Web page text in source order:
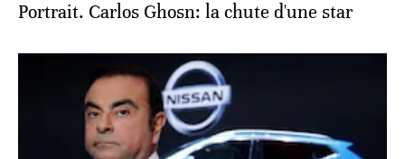
Portrait. Carlos Ghosn: la chute d'une star